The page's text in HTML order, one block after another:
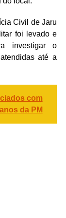
Civil de Jaru
foi levado e
investigar o
até a
com
da PM